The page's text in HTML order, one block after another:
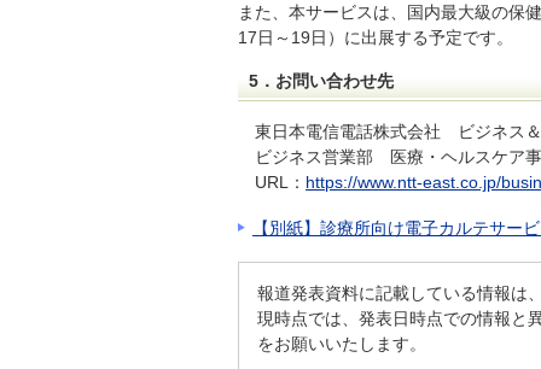
また、本サービスは、国内最大級の保
17日～19日）に出展する予定です。
5．お問い合わせ先
東日本電信電話株式会社 ビジネス
ビジネス営業部 医療・ヘルスケア
URL： https://www.ntt-east.co.jp/
【別紙】診療所向け電子カルテサ
報道発表資料に記載している情報は
現時点では、発表日時点での情報と
をお願いいたします。